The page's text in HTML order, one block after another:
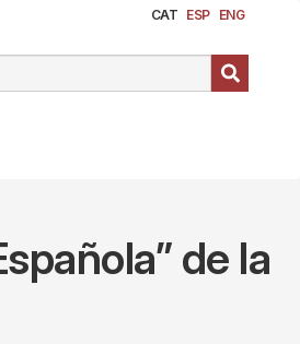
CAT ESP ENG
de la